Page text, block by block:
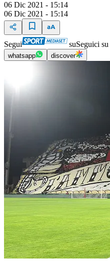
06 Dic 2021 - 15:14
06 Dic 2021 - 15:14
Segui suSeguici su
whatsapp discover